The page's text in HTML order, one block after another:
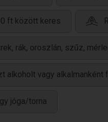
ft között keres
rák, oroszlán, szűz,
alkoholt vagy
jóga/torna